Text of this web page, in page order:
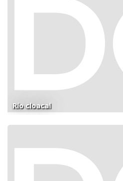
Río cloacal